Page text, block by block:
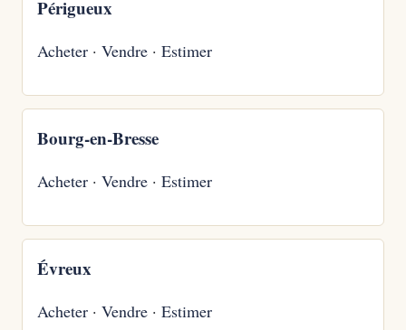
Périgueux
Acheter · Vendre · Estimer
Bourg-en-Bresse
Acheter · Vendre · Estimer
Évreux
Acheter · Vendre · Estimer